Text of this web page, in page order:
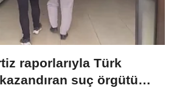
raporlarıyla Türk
suç örgütüne